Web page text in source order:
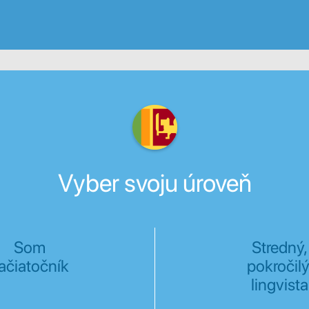
Vyber svoju úroveň
Som
Stredný,
lingvista